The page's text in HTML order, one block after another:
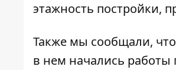
этажность постройки,
Также мы сообщали, что
в нем начались